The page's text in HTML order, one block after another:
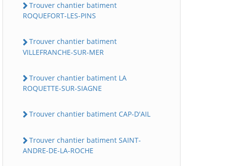
Trouver chantier batiment
ROQUEFORT-LES-PINS
Trouver chantier batiment
VILLEFRANCHE-SUR-MER
Trouver chantier batiment LA
ROQUETTE-SUR-SIAGNE
Trouver chantier batiment CAP-D'AIL
Trouver chantier batiment SAINT-
ANDRE-DE-LA-ROCHE